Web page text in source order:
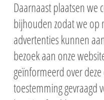
Daarnaast plaatsen we
bijhouden zodat we op
advertenties kunnen
bezoek aan onze
geïnformeerd over
toestemming gevraagd